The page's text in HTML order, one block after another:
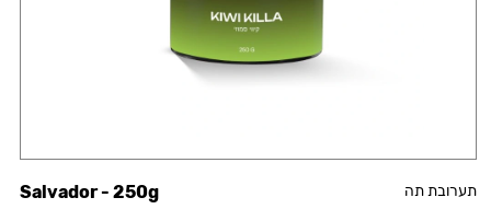
תערובת תה Salvador - 250g